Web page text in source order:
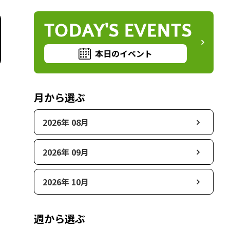
TODAY'S EVENTS
本日のイベント
月から選ぶ
2026年 08月
2026年 09月
2026年 10月
週から選ぶ